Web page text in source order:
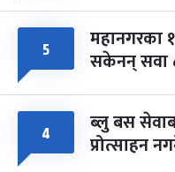
५ महानगरका
सकेनन् सवा
४ ब्लु बस
प्रोत्साहन